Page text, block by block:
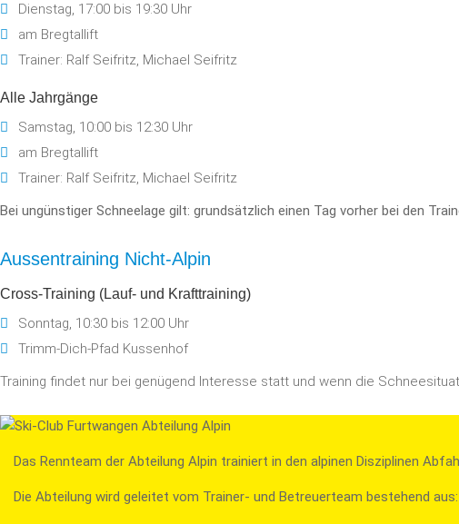
Dienstag, 17:00 bis 19:30 Uhr
am Bregtallift
Trainer: Ralf Seifritz, Michael Seifritz
Alle Jahrgänge
Samstag, 10:00 bis 12:30 Uhr
am Bregtallift
Trainer: Ralf Seifritz, Michael Seifritz
Bei ungünstiger Schneelage gilt: grundsätzlich einen Tag vorher bei den
Aussentraining Nicht-Alpin
Cross-Training (Lauf- und Krafttraining)
Sonntag, 10:30 bis 12:00 Uhr
Trimm-Dich-Pfad Kussenhof
Training findet nur bei genügend Interesse statt und wenn die
Das Rennteam der Abteilung Alpin trainiert in den alpinen Disziplinen
Die Abteilung wird geleitet vom Trainer- und Betreuerteam bestehend aus: